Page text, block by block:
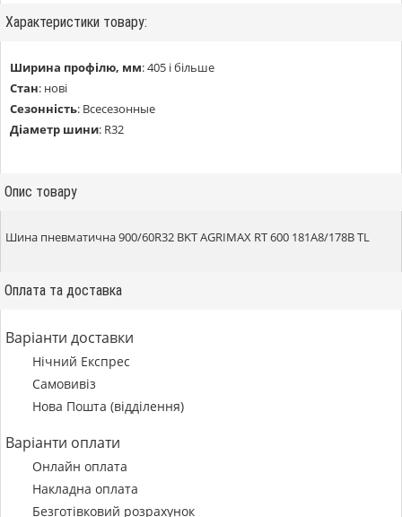
Характеристики товару:
Ширина профілю, мм:405 і більше
Стан: нові
Сезонність: Всесезонные
Діаметр шини: R32
Опис товару
Шина пневматична 900/60R32 BKT AGRIMAX RT 600 181A8/178B TL
Оплата та доставка
Варіанти доставки
Нічний Експрес
Самовивіз
Нова Пошта (відділення)
Варіанти оплати
Онлайн оплата
Накладна оплата
Безготівковий розрахунок